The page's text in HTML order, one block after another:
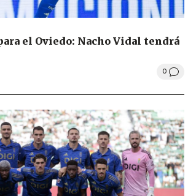
el Oviedo: Nacho Vidal tendrá
0